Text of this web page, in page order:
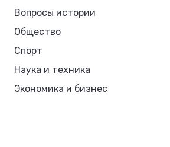
Вопросы истории
Общество
Спорт
Наука и техника
Экономика и бизнес